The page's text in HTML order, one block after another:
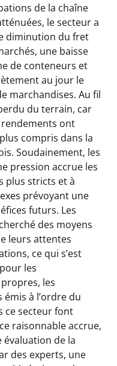
de la chaîne
le secteur a
diminution du fret
une baisse
de conteneurs et
au jour le
marchandises. Au fil
du terrain, car
rendements ont
compris dans la
Soudainement, les
pression accrue les
plus stricts et à
prévoyant une
futurs. Les
des moyens
leurs attentes
ce qui s’est
les
les
à l’ordre du
ce secteur font
raisonnable accrue,
de la
des experts, une